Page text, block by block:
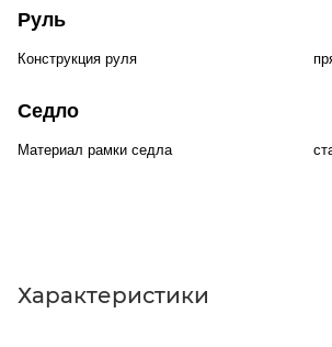
Руль
Конструкция руля
Седло
Материал рамки седла
Характеристики